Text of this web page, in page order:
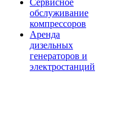
Сервисное
обслуживание
компрессоров
Аренда
дизельных
генераторов и
электростанций